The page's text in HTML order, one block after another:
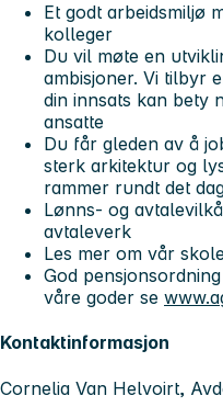
Et godt arbeidsmiljø
kolleger
Du vil møte en
ambisjoner. Vi tilbyr
din innsats kan bety
ansatte
Du får gleden av å
sterk arkitektur og
rammer rundt det
Lønns- og
avtaleverk
Les mer om vår
God
våre goder se
Kontaktinformasjon
Cornelia Van Helvoirt,